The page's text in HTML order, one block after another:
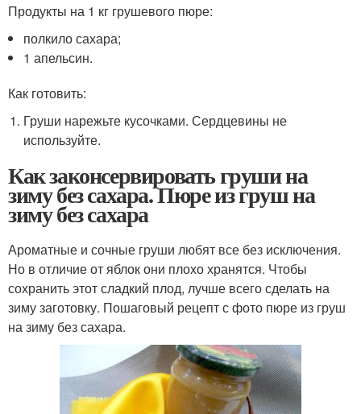
Продукты на 1 кг грушевого пюре:
полкило сахара;
1 апельсин.
Как готовить:
Груши нарежьте кусочками. Сердцевины не
используйте.
Как законсервировать груши на
зиму без сахара. Пюре из груш на
зиму без сахара
Ароматные и сочные груши любят все без исключения.
Но в отличие от яблок они плохо хранятся. Чтобы
сохранить этот сладкий плод, лучше всего сделать на
зиму заготовку. Пошаговый рецепт с фото пюре из груш
на зиму без сахара.